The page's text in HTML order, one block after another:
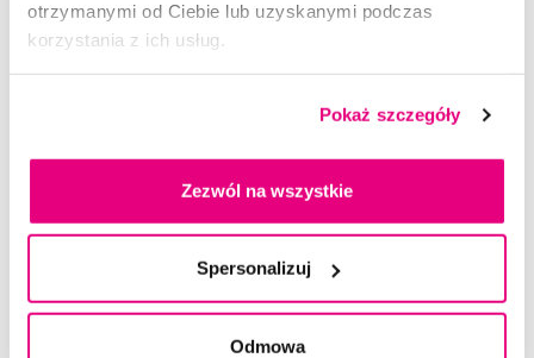
otrzymanymi od Ciebie lub uzyskanymi podczas
korzystania z ich usług.
Pokaż szczegóły
Zezwól na wszystkie
Spersonalizuj
Odmowa